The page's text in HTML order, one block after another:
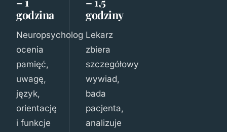
godzina
Neuropsycholog
ocenia
pamięć,
uwagę,
język,
orientację
i funkcje
godziny
Lekarz
zbiera
szczegółowy
wywiad,
bada
pacjenta,
analizuje